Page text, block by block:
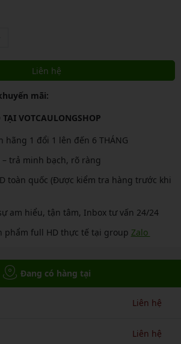
Liên hệ
mãi:
VOTCAULONGSHOP
hãng 1 đổi 1 lên đến 6 THÁNG
trả minh bạch, rõ ràng
toàn quốc (Được kiểm tra hàng trước khi
am hiểu, tận tâm, Inbox tư vấn 24/24
phẩm full HD thực tế tại group Zalo
Đang có hàng tại
Liên hệ
Liên hệ